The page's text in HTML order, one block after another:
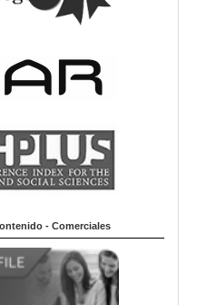
- Comerciales